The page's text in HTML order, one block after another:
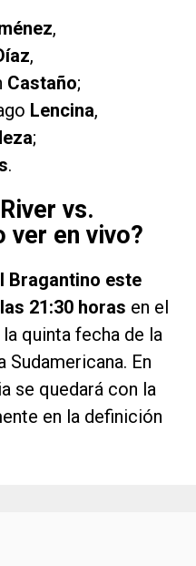
,
,
Castaño;
Lencina,
;
.
vs.
ver en vivo?
Bragantino este
21:30 horas en el
quinta fecha de la
Sudamericana. En
se quedará con la
en la definición